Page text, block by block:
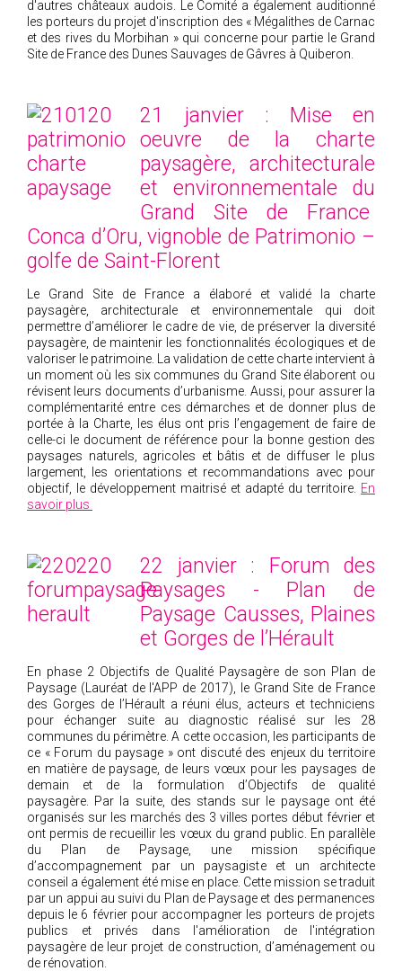
d'autres châteaux audois. Le Comité a également auditionné
les porteurs du projet d'inscription des « Mégalithes de Carnac
et des rives du Morbihan » qui concerne pour partie le Grand
Site de France des Dunes Sauvages de Gâvres à Quiberon.
21 janvier : Mise en
oeuvre de la charte
paysagère, architecturale
et environnementale du
Grand Site de France
Conca d’Oru, vignoble de Patrimonio –
golfe de Saint-Florent
Le Grand Site de France a élaboré et validé la charte
paysagère, architecturale et environnementale qui doit
permettre d’améliorer le cadre de vie, de préserver la diversité
paysagère, de maintenir les fonctionnalités écologiques et de
valoriser le patrimoine. La validation de cette charte intervient à
un moment où les six communes du Grand Site élaborent ou
révisent leurs documents d’urbanisme. Aussi, pour assurer la
complémentarité entre ces démarches et de donner plus de
portée à la Charte, les élus ont pris l’engagement de faire de
celle-ci le document de référence pour la bonne gestion des
paysages naturels, agricoles et bâtis et de diffuser le plus
largement, les orientations et recommandations avec pour
objectif, le développement maitrisé et adapté du territoire. En
savoir plus
22 janvier : Forum des
Paysages - Plan de
Paysage Causses, Plaines
et Gorges de l’Hérault
En phase 2 Objectifs de Qualité Paysagère de son Plan de
Paysage (Lauréat de l'APP de 2017), le Grand Site de France
des Gorges de l’Hérault a réuni élus, acteurs et techniciens
pour échanger suite au diagnostic réalisé sur les 28
communes du périmètre. A cette occasion, les participants de
ce « Forum du paysage » ont discuté des enjeux du territoire
en matière de paysage, de leurs vœux pour les paysages de
demain et de la formulation d’Objectifs de qualité
paysagère. Par la suite, des stands sur le paysage ont été
organisés sur les marchés des 3 villes portes début février et
ont permis de recueillir les vœux du grand public. En parallèle
du Plan de Paysage, une mission spécifique
d’accompagnement par un paysagiste et un architecte
conseil a également été mise en place. Cette mission se traduit
par un appui au suivi du Plan de Paysage et des permanences
depuis le 6 février pour accompagner les porteurs de projets
publics et privés dans l'amélioration de l'intégration
paysagère de leur projet de construction, d’aménagement ou
de rénovation.